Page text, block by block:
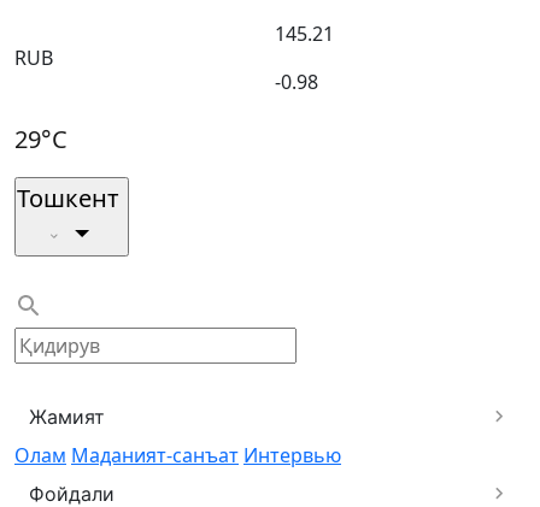
RUB
145.21
-0.98
29°C
Тошкент
Жамият
Олам Маданият-санъат Интервью
Фойдали